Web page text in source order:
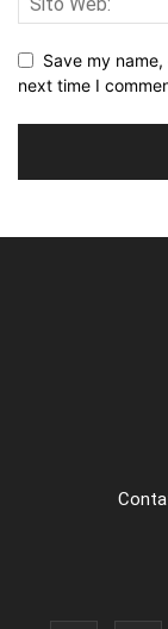
Save my
next time I